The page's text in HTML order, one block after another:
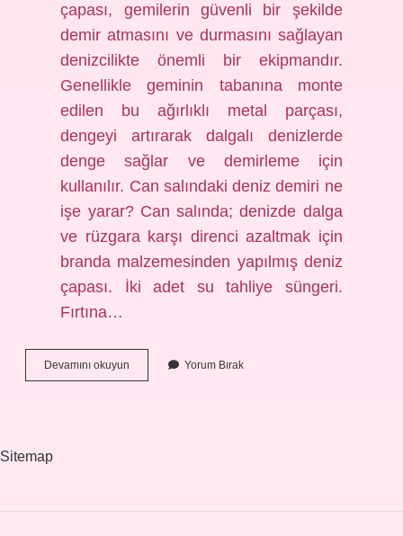
çapası, gemilerin güvenli bir şekilde
demir atmasını ve durmasını sağlayan
denizcilikte önemli bir ekipmandır.
Genellikle geminin tabanına monte
edilen bu ağırlıklı metal parçası,
dengeyi artırarak dalgalı denizlerde
denge sağlar ve demirleme için
kullanılır. Can salındaki deniz demiri ne
işe yarar? Can salında; denizde dalga
ve rüzgara karşı direnci azaltmak için
branda malzemesinden yapılmış deniz
çapası. İki adet su tahliye süngeri.
Fırtına…
Devamını okuyun
Deniz
Yorum Bırak
Sitemap